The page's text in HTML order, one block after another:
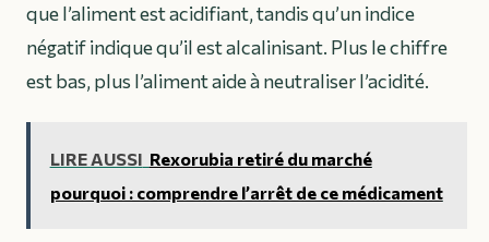
que l’aliment est acidifiant, tandis qu’un indice
négatif indique qu’il est alcalinisant. Plus le chiffre
est bas, plus l’aliment aide à neutraliser l’acidité.
LIRE AUSSI Rexorubia retiré du marché
pourquoi : comprendre l’arrêt de ce médicament